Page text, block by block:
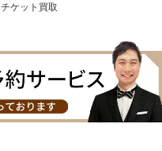
チケット買取